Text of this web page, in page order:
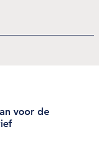
voor de